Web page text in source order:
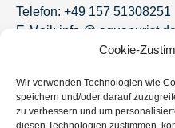
Cookie-
Wir verwenden Technologien wie
speichern und/oder darauf
zu verbessern und um
diesen Technologien zustimmen,
Weißsaumkampffisch
Weiterlesen